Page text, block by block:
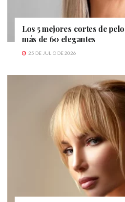
Los 5 mejores cortes de
más de 60 elegantes
25 DE JULIO DE 2026